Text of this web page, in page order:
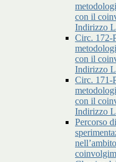
con il
Indirizzo
Circ. 172-
con il
Indirizzo
Circ. 171-
con il
Indirizzo
Percorso